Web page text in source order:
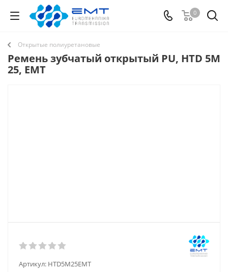
0
Открытые полиуретановые
Ремень зубчатый открытый PU, HTD 5M
25, EMT
Артикул: HTD5M25EMT